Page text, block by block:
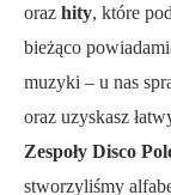
oraz hity, które
bieżąco
muzyki – u nas
oraz uzyskasz
Zespoły Disco
stworzyliśmy